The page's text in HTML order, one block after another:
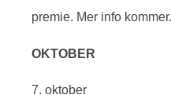
premie. Mer info kommer.
OKTOBER
7. oktober